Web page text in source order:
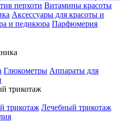
перхоти Витамины красоты
Аксессуары для красоты и
и педикюра Парфюмерия
Глюкометры Аппараты для
трикотаж
трикотаж Лечебный трикотаж